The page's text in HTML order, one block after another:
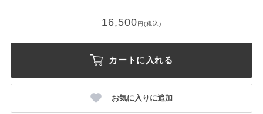
16,500円(税込)
カートに入れる
お気に入りに追加